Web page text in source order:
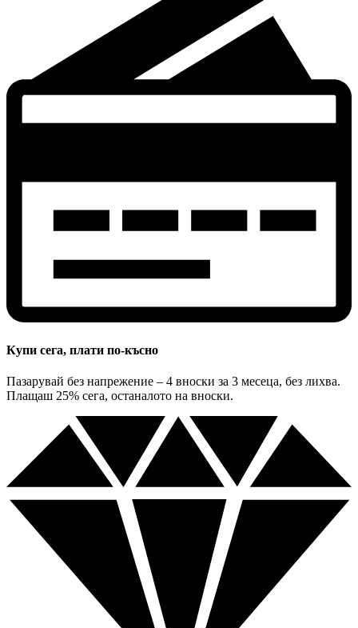
Купи сега, плати по-късно
Пазарувай без напрежение – 4 вноски за 3 месеца, без лихва.
Плащаш 25% сега, останалото на вноски.